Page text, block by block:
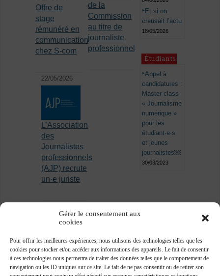
Gérer le consentement aux
cookies
Pour offrir les meilleures expériences, nous utilisons des technologies telles que les
cookies pour stocker et/ou accéder aux informations des appareils. Le fait de consentir
à ces technologies nous permettra de traiter des données telles que le comportement de
navigation ou les ID uniques sur ce site. Le fait de ne pas consentir ou de retirer son
de la
Commission
au titre de
journaliste
professionnel
Offre de
stage
rémunéré en
communication
chez S-com
22/05/2026
L’Association
des
Journalistes
professionnels
(AJP) recrute
un·e juriste
Et si on
creusait l’actu
18/05/2026
Étudiants
Appel à
candidatures :
Master class
« Journalisme
numérique »
pour les
étudiant·e·s
et jeunes
journalistes￼
30/03/2023